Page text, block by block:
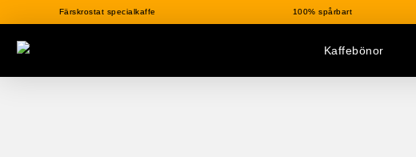
Färskrostat specialkaffe 100% spårbart
Kaffebönor